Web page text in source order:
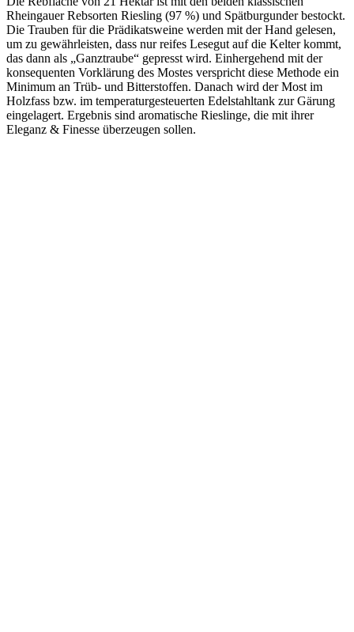
Rheingauer Rebsorten Riesling (97 %) und Spätburgunder bestockt.
Die Trauben für die Prädikatsweine werden mit der Hand gelesen,
um zu gewährleisten, dass nur reifes Lesegut auf die Kelter kommt,
das dann als „Ganztraube“ gepresst wird. Einhergehend mit der
konsequenten Vorklärung des Mostes verspricht diese Methode ein
Minimum an Trüb- und Bitterstoffen. Danach wird der Most im
Holzfass bzw. im temperaturgesteuerten Edelstahltank zur Gärung
eingelagert. Ergebnis sind aromatische Rieslinge, die mit ihrer
Eleganz & Finesse überzeugen sollen.